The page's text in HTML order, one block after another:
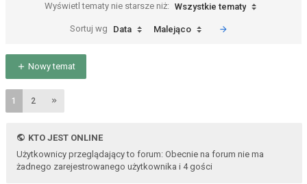
Wyświetl tematy nie starsze niż: Wszystkie tematy
Sortuj wg Data Malejąco
Nowy temat
1 2
KTO JEST ONLINE
Użytkownicy przeglądający to forum: Obecnie na forum nie ma
żadnego zarejestrowanego użytkownika i 4 gości